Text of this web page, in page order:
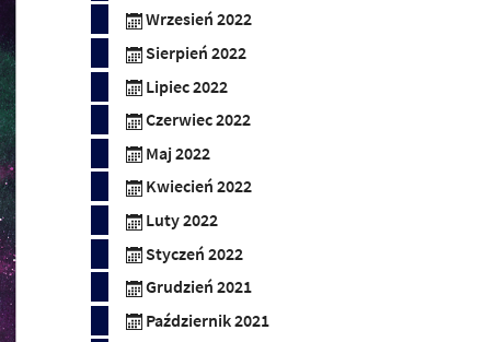
Wrzesień 2022
Sierpień 2022
Lipiec 2022
Czerwiec 2022
Maj 2022
Kwiecień 2022
Luty 2022
Styczeń 2022
Grudzień 2021
Październik 2021